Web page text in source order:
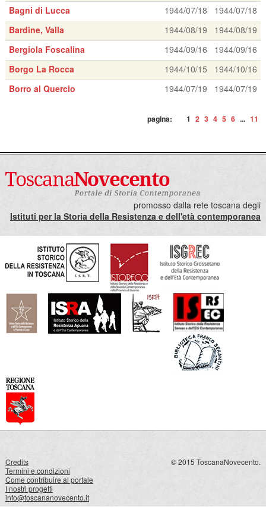
Bagni di Lucca 1944/07/18
1944/07/18
Bardine, Valla
1944/08/19
1944/08/19
Bergiola Foscalina
1944/09/16
1944/09/16
Borgo La Rocca
1944/10/15
1944/10/16
Borro al Quercio
1944/07/19 1944/07/19
pagina: 1 2 3 4 5 6 ... 11
promosso dalla rete toscana degli
Istituti per la Storia della Resistenza e dell'età contemporanea
Credits
Termini e condizioni
Come contribuire al portale
I nostri progetti
info@toscananovecento.it
© 2015 ToscanaNovecento.